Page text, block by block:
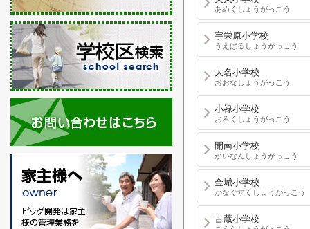
あめくしょうがっこう
宇栄原小学校
うえばるしょうがっこう
大名小学校
おおなしょうがっこう
小禄小学校
おろくしょうがっこう
開南小学校
かいなんしょうがっこう
金城小学校
かなぐすくしょうがっこう
古蔵小学校